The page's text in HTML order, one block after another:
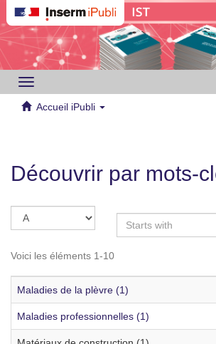
Toggle
navigation
Accueil iPubli
Découvrir par mots-
Voici les éléments 1-10
Maladies de la plèvre (1)
Maladies professionnelles (1)